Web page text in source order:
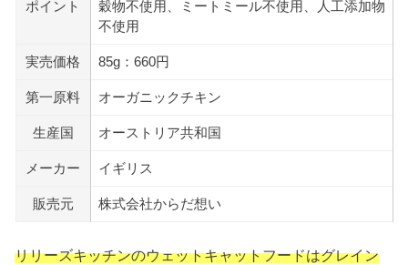
ポイント
穀物不使用、ミートミール不使用、人工添加物
不使用
実売価格 85g：660円
第一原料 オーガニックチキン
生産国 オーストリア共和国
メーカー イギリス
販売元 株式会社からだ想い
リリーズキッチンのウェットキャットフードはグレイン